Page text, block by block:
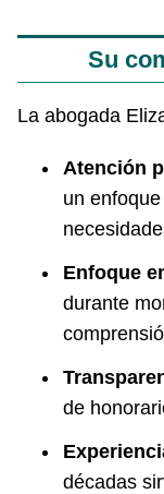
Su
La abogada
Atención
un
Enfoque
durante
de
décadas